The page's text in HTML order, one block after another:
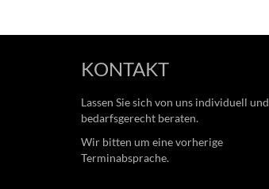
KONTAKT
Lassen Sie sich von uns individuell und
bedarfsgerecht beraten.
Wir bitten um eine vorherige
Terminabsprache.